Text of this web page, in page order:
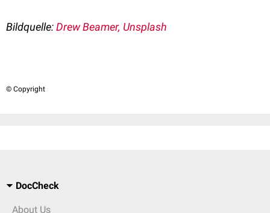
Bildquelle:Drew Beamer, Unsplash
© Copyright
DocCheck
About Us